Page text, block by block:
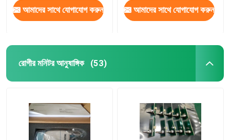
আমাদের সাথে যোগাযোগ করুন আমাদের সাথে যোগাযোগ করুন
রোগীর মনিটর আনুষাঙ্গিক (53)